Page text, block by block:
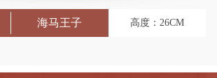
海马王子 高度：26CM